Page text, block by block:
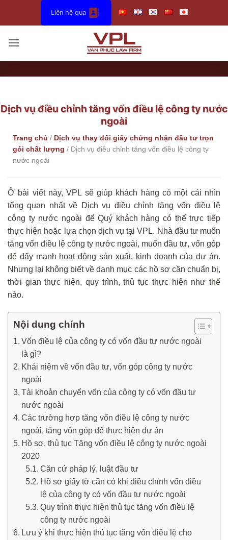
dung
Liên hệ qua
Dịch vụ điều chỉnh tăng vốn điều lệ công ty nước
ngoài
Trang chủ / Dịch vụ thay đổi giấy chứng nhận đầu tư trọn
gói chất lượng / Dịch vụ điều chỉnh tăng vốn điều lệ công ty
nước ngoài
Ở bài viết này, VPL sẽ giúp khách hàng có một cái nhìn
tổng quan nhất về Dịch vụ điều chỉnh tăng vốn điều lệ
công ty nước ngoài để Quý khách hàng có thể trực tiếp
thực hiện hoặc lựa chọn dịch vụ tại VPL. Nhà đầu tư muốn
tăng vốn điều lệ công ty nước ngoài, muốn đầu tư, vốn góp
để đẩy mạnh hoạt động sản xuất, kinh doanh của dự án.
Nhưng lại không biết về danh mục các hồ sơ cần chuẩn bị,
thời gian thực hiện, quy trình, thủ tục thực hiện như thế
nào.
Nội dung chính
Vốn điều lệ của công ty có vốn đầu tư nước ngoài
là gì?
Khái niệm về vốn đầu tư, vốn góp công ty nước
ngoài
Tài khoản chuyển vốn của công ty có vốn đầu tư
nước ngoài
Các trường hợp tăng vốn điều lệ công ty nước
ngoài, tăng vốn góp để thực hiện dự án
Hồ sơ, thủ tục Tăng vốn điều lệ công ty nước ngoài
2020
Căn cứ pháp lý, luật đầu tư
Hồ sơ giấy tờ cần có khi điều chỉnh vốn điều
lệ của công ty có vốn đầu tư nước ngoài
Quy trình thực hiện thủ tục tăng vốn điều lệ
công ty nước ngoài
Lưu ý khi thực hiện thủ tục tăng vốn điều lệ cho